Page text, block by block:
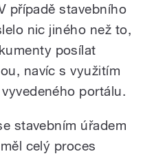
případě stavebního
nic jiného než to,
posílat
navíc s využitím
portálu.
stavebním úřadem
celý proces